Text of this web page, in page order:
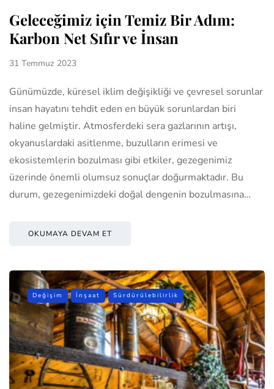
Geleceğimiz için Temiz Bir Adım:
Karbon Net Sıfır ve İnsan
31 Temmuz 2023
Günümüzde, küresel iklim değişikliği ve çevresel sorunlar
insan hayatını tehdit eden en büyük sorunlardan biri
haline gelmiştir. Atmosferdeki sera gazlarının artışı,
okyanuslardaki asitlenme, buzulların erimesi ve
ekosistemlerin bozulması gibi etkiler, gezegenimiz
üzerinde önemli olumsuz sonuçlar doğurmaktadır. Bu
durum, gezegenimizdeki doğal dengenin bozulmasına…
OKUMAYA DEVAM ET
Değişim İnşaat Sürdürülebilirlik